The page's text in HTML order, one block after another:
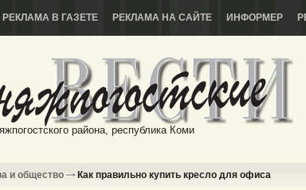
РЕКЛАМА В ГАЗЕТЕ РЕКЛАМА НА САЙТЕ ИНФОРМЕР
района, республика Коми
и общество Как правильно купить кресло для офиса